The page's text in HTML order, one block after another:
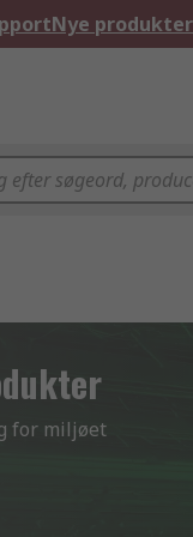
Nye produkter
for miljøet